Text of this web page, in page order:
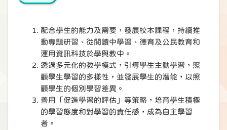
配合學生的能力及需要，發展校本課程，持續推
動專題研習、從閱讀中學習、德育及公民教育和
運用資訊科技於學與教中。
透過多元化的教學模式，引導學生主動學習，照
顧學生學習的多樣性，並發展學生的潛能，以照
顧學生的個別學習差異。
善用「促進學習的評估」等策略，培育學生積極
的學習態度和對學習的責任感，成為自主學習
者。